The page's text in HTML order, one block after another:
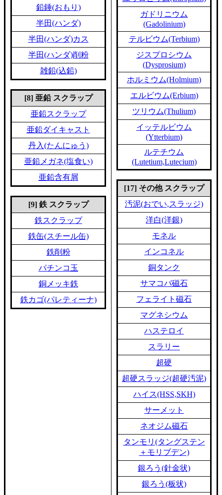
鉛錘(おもり)
半田(ハンダ)
半田(ハンダ)カス
半田(ハンダ)削粉
雑鉛(込鉛)
[8] 亜鉛 スクラップ
亜鉛スクラップ
亜鉛ダイキャスト
丹入(たんにゅう)
亜鉛メガネ(塩食い)
亜鉛含有屑
[9] 鉄 スクラップ
鉄スクラップ
鉄缶(スチール缶)
鉄削粉
パチンコ玉
銅メッキ鉄
鉄カゴ(パレティーナ)
ガドリニウム
(Gadolinium)
テルビウム(Terbium)
ジスプロシウム
(Dysprosium)
ホルミウム(Holmium)
エルビウム(Erbium)
ツリウム(Thulium)
イッテルビウム
(Ytterbium)
ルテチウム
(Lutetium,Lutecium)
[17] その他 スクラップ
汚泥(おでい,スラッジ)
洋白(洋銀)
モネル
インコネル
銅タンク
サマコバ磁石
フェライト磁石
マグネシウム
ハステロイ
スラリー
超硬
超硬スラッジ(超硬汚泥)
ハイス(HSS,SKH)
サーメット
ネオジム磁石
タンモリ(タングステン
＋モリブデン)
銀ろう(針金状)
銀ろう(板状)